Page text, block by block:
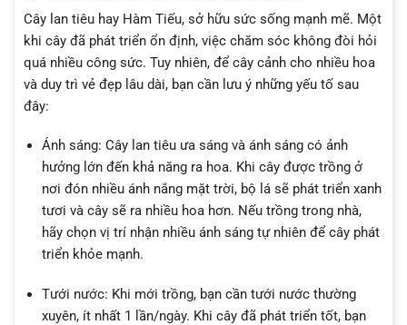
Cây lan tiêu hay Hàm Tiếu, sở hữu sức sống mạnh mẽ. Một
khi cây đã phát triển ổn định, việc chăm sóc không đòi hỏi
quá nhiều công sức. Tuy nhiên, để cây cảnh cho nhiều hoa
và duy trì vẻ đẹp lâu dài, bạn cần lưu ý những yếu tố sau
đây:
Ánh sáng: Cây lan tiêu ưa sáng và ánh sáng có ảnh
hưởng lớn đến khả năng ra hoa. Khi cây được trồng ở
nơi đón nhiều ánh nắng mặt trời, bộ lá sẽ phát triển xanh
tươi và cây sẽ ra nhiều hoa hơn. Nếu trồng trong nhà,
hãy chọn vị trí nhận nhiều ánh sáng tự nhiên để cây phát
triển khỏe mạnh.
Tưới nước: Khi mới trồng, bạn cần tưới nước thường
xuyên, ít nhất 1 lần/ngày. Khi cây đã phát triển tốt, bạn